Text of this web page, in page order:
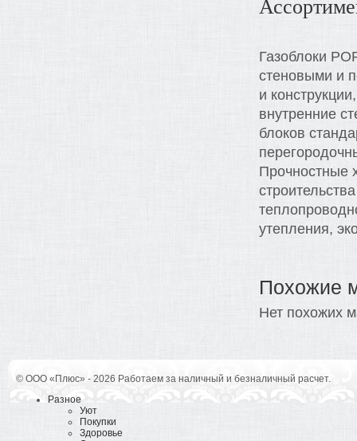
Газоблоки
стеновыми и
и
внутренние
блоков
Прочностные
утепления,
Похожие
Нет похожих
© ООО «Плюс» - 2026 Работаем за наличный и безналичный расчет.
Разное
Уют
Покупки
Здоровье